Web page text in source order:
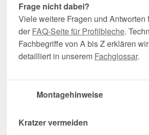
Frage nicht dabei?
Viele weitere Fragen und Antworten
der FAQ-Seite für Profilbleche.
Fachbegriffe von A bis Z erklären
detailliert in unserem Fachglossar.
Montagehinweise
Kratzer vermeiden